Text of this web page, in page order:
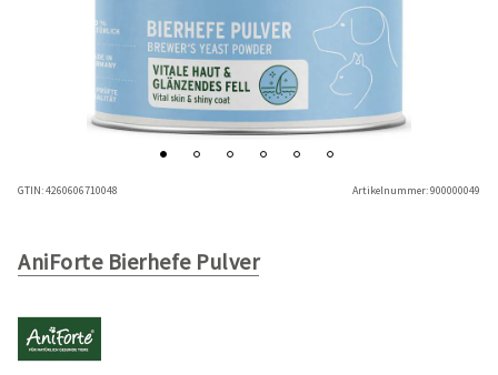
GTIN:4260606710048 Artikelnummer:900000049
AniForte Bierhefe Pulver